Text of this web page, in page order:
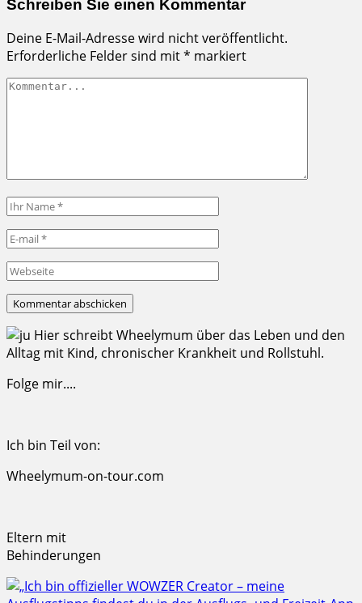
Schreiben Sie einen Kommentar
Deine E-Mail-Adresse wird nicht veröffentlicht.
Erforderliche Felder sind mit* markiert
Hier schreibt Wheelymum über das Leben und den
Alltag mit Kind, chronischer Krankheit und Rollstuhl.
Folge mir....
Ich bin Teil von:
Wheelymum-on-tour.com
Eltern mit
Behinderungen